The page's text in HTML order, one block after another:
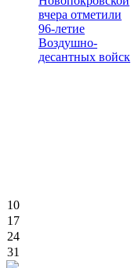
вчера отметили
96-летие
Воздушно-
десантных войск
10
17
24
31